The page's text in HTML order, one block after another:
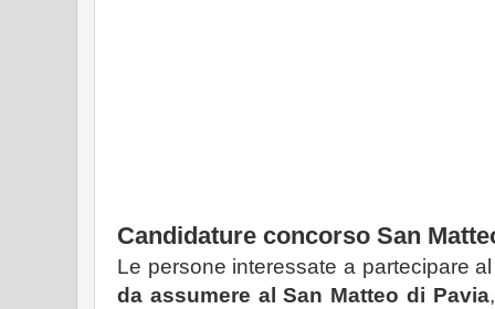
Candidature concorso San
Le persone interessate a partecipare
da assumere al San Matteo di Pavia